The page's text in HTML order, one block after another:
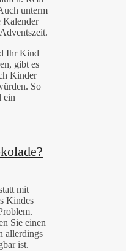
unterm
Kalender
Ihr Kind
gibt es
Kinder
So
ein
mit
Kindes
Sie einen
allerdings
ist.